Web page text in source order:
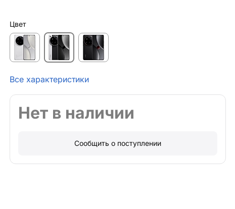
Цвет
Все характеристики
Нет в наличии
Сообщить о поступлении